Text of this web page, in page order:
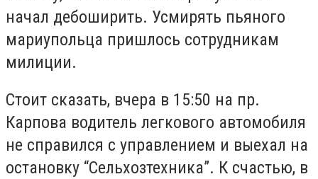
начал дебоширить. Усмирять пьяного
мариупольца пришлось сотрудникам
милиции.
Стоит сказать, вчера в 15:50 на пр.
Карпова водитель легкового автомобиля
не справился с управлением и выехал на
остановку “Сельхозтехника”. К счастью, в